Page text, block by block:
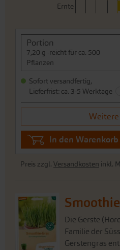
Ernte
Portion
7,20 g -reicht für ca. 500
Pflanzen
Sofort versandfertig,
Lieferfrist: ca. 3-5 Werktage
In den Warenkorb
Preis zzgl. Versandkosten inkl.
Die Gerste
Familie der
Gerstengras